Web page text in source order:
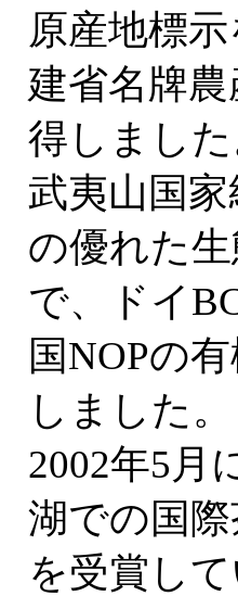
原産地標
建省名牌
得しました
武夷山国
の優れた
で、ドイ
国NOPの
しました。
2002年5月
湖での国
を受賞して